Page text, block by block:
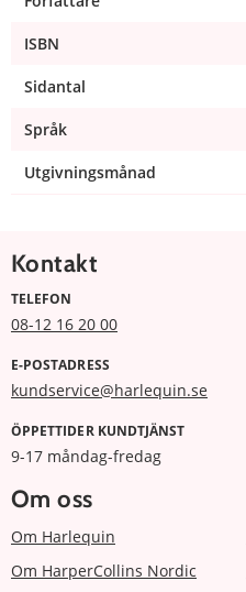
ISBN
Sidantal
Språk
Utgivningsmånad
Kontakt
TELEFON
08-12 16 20 00
E-POSTADRESS
kundservice@harlequin.se
ÖPPETTIDER KUNDTJÄNST
9-17 måndag-fredag
Om oss
Om Harlequin
Om HarperCollins Nordic